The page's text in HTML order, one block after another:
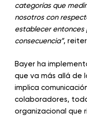
categorías que
nosotros con
establecer entonces
consecuencia”,
Bayer ha
que va más allá de
implica
colaboradores,
organizacional que